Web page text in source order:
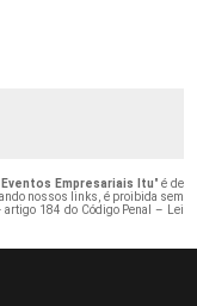
Empresariais Itu" é de
nossos links, é proibida sem
artigo 184 do Código Penal – Lei